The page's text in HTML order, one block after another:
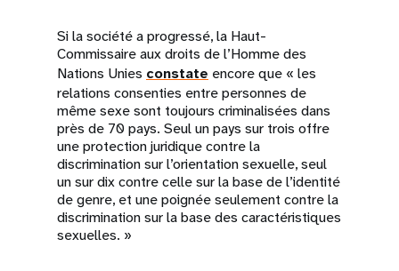
Si la société a progressé, la Haut-
Commissaire aux droits de l’Homme des
Nations Unies constate encore que « les
relations consenties entre personnes de
même sexe sont toujours criminalisées dans
près de 70 pays. Seul un pays sur trois offre
une protection juridique contre la
discrimination sur l’orientation sexuelle, seul
un sur dix contre celle sur la base de l’identité
de genre, et une poignée seulement contre la
discrimination sur la base des caractéristiques
sexuelles. »